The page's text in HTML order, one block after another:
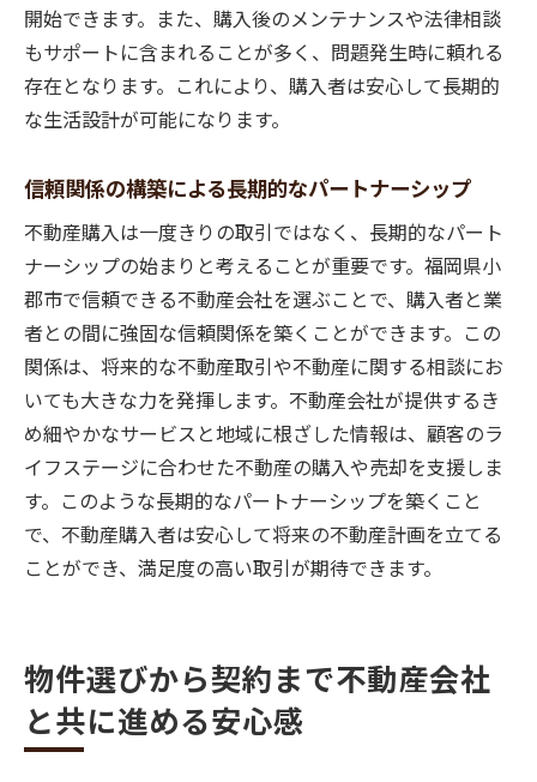
開始できます。また、購入後のメンテナンスや法律相談
もサポートに含まれることが多く、問題発生時に頼れる
存在となります。これにより、購入者は安心して長期的
な生活設計が可能になります。
信頼関係の構築による長期的なパートナーシップ
不動産購入は一度きりの取引ではなく、長期的なパート
ナーシップの始まりと考えることが重要です。福岡県小
郡市で信頼できる不動産会社を選ぶことで、購入者と業
者との間に強固な信頼関係を築くことができます。この
関係は、将来的な不動産取引や不動産に関する相談にお
いても大きな力を発揮します。不動産会社が提供するき
め細やかなサービスと地域に根ざした情報は、顧客のラ
イフステージに合わせた不動産の購入や売却を支援しま
す。このような長期的なパートナーシップを築くこと
で、不動産購入者は安心して将来の不動産計画を立てる
ことができ、満足度の高い取引が期待できます。
物件選びから契約まで不動産会社
と共に進める安心感